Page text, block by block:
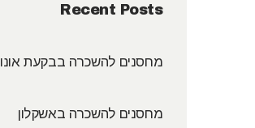
Recent Posts
מחסנים להשכרה בבקעת אונו
מחסנים להשכרה באשקלון